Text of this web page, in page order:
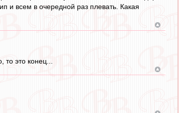
и всем в очередной раз плевать. Какая
это конец...